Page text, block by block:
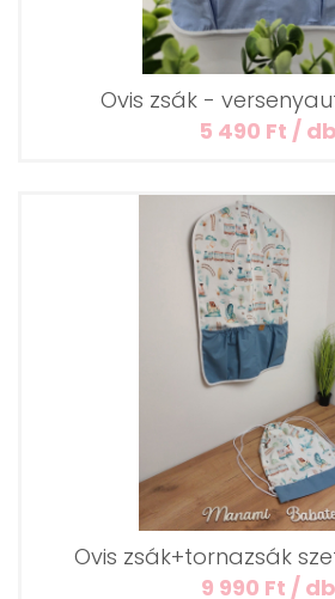
Ovis zsák -
5 490 Ft / db
Ovis zsák+tornazsák
9 990 Ft / db